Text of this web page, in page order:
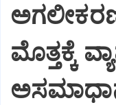
ಮೊತ್ತಕ್ಕೆ